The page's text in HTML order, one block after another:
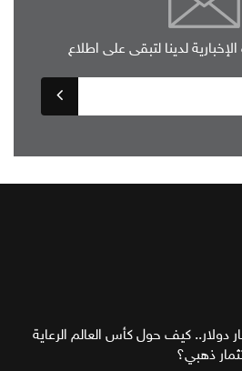
لدينا لتبقى على اطلاع
دولار.. كيف حول كأس العالم الرعاية
ذهبي؟